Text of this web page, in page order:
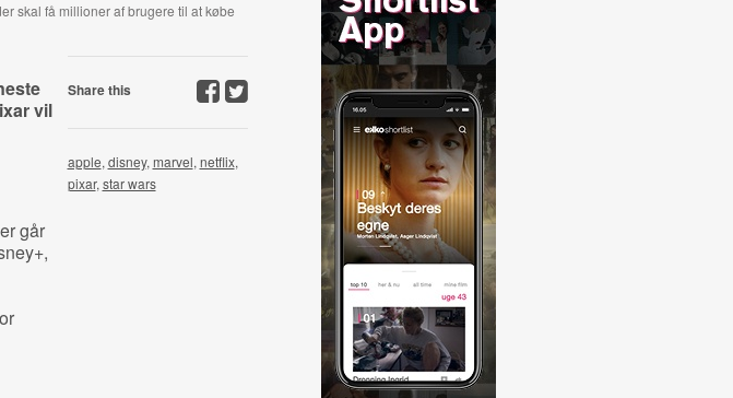
skal få millioner af brugere til at købe
vil
går
Share this
apple, disney, marvel, netflix,
pixar, star wars